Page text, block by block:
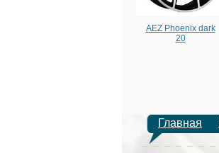
AEZ Phoenix dark
20
Главная